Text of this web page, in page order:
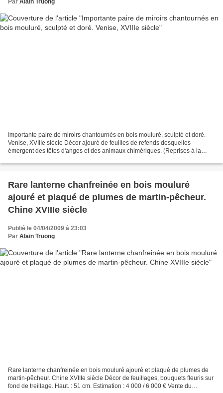
Importante paire de miroirs chantournés en bois mouluré, sculpté et doré.
Venise, XVIIIe siècle Décor ajouré de feuilles de refends desquelles
émergent des têtes d'anges et des animaux chimériques. (Reprises à la
Rare lanterne chanfreinée en bois mouluré
ajouré et plaqué de plumes de martin-pêcheur.
Chine XVIIIe siècle
Publié le 04/04/2009 à 23:03
Par Alain Truong
Rare lanterne chanfreinée en bois mouluré ajouré et plaqué de plumes de
martin-pêcheur. Chine XVIIIe siècle Décor de feuillages, bouquets fleuris sur
fond de treillage. Haut. : 51 cm. Estimation : 4 000 / 6 000 € Vente du